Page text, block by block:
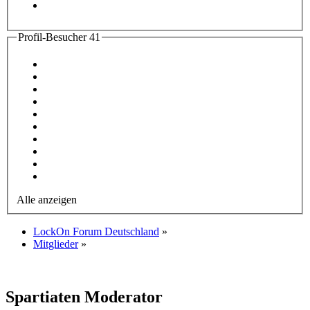
Profil-Besucher41
Alle anzeigen
LockOn Forum Deutschland »
Mitglieder »
Spartiaten Moderator